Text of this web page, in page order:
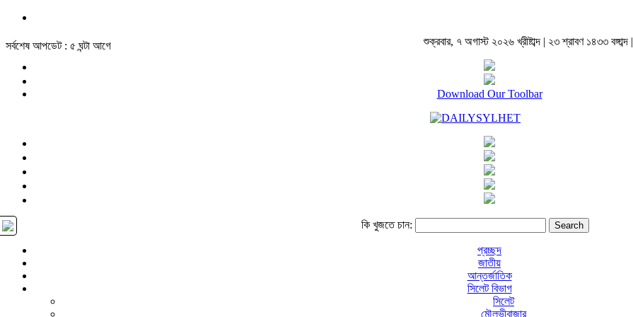
সর্বশেষ আপডেট : ৫ ঘন্টা আগে শুক্রবার, ৭ অগাস্ট ২০২৬ খ্রীষ্টাব্দ | ২৩ শ্রাবণ ১৪৩৩ বঙ্গাব্দ |
Download Our Toolbar
কি খুজতে চান:
প্রচ্ছদ
জাতীয়
আন্তর্জাতিক
সিলেট বিভাগ
সিলেট
মৌলভীবাজার